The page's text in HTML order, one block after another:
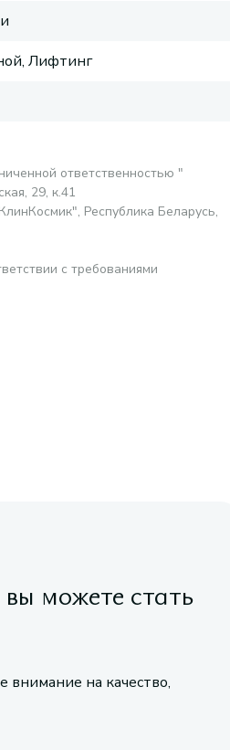
Лифтинг
ответственностью "
29, к.41
Республика Беларусь,
с требованиями
можете стать
внимание на качество,